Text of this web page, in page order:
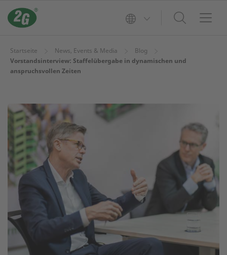
Startseite News, Events & Media
Blog
Vorstandsinterview: Staffelübergabe in dynamischen und
anspruchsvollen Zeiten